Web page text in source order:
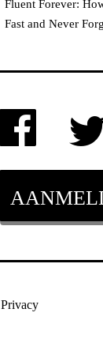
Fluent Forever:
Fast and Never
Privacy